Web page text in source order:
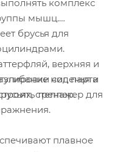
комплекс
мышц.
брусья для
сиденья и
тренажер для
плавное
верхняя и
ног, парта
степпер.